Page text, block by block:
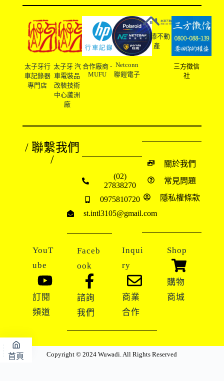
太子牙行
車記錄器
專門店
太子牙 汽
車電裝品
改裝技術
中心蘆洲
廠
合作廠商 -
MUFU
Netconn
聯鎧電子
友溙不動
產
三方徵信
社
/ 聯繫我們
/
(02)
27838270
0975810720
st.intl3105@gmail.com
關於我們
常見問題
隱私權條款
YouT
ube
訂閱
頻道
Faceb
ook
諮詢
我們
Inqui
ry
商業
合作
Shop
購物
商城
Copyright © 2024 Wuwadi. All Rights Reserved
首頁